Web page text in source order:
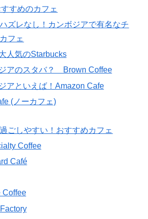
すめのカフェ
ズレなし！カンボジアで有名なチ
フェ
人気のStarbucks
アのスタバ？ Brown Coffee
アといえば！Amazon Cafe
(ノーカフェ)
ごしやすい！おすすめカフェ
Coffee
Café
Coffee